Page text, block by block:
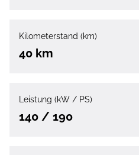
Kilometerstand (km)
40 km
Leistung (kW / PS)
140 / 190